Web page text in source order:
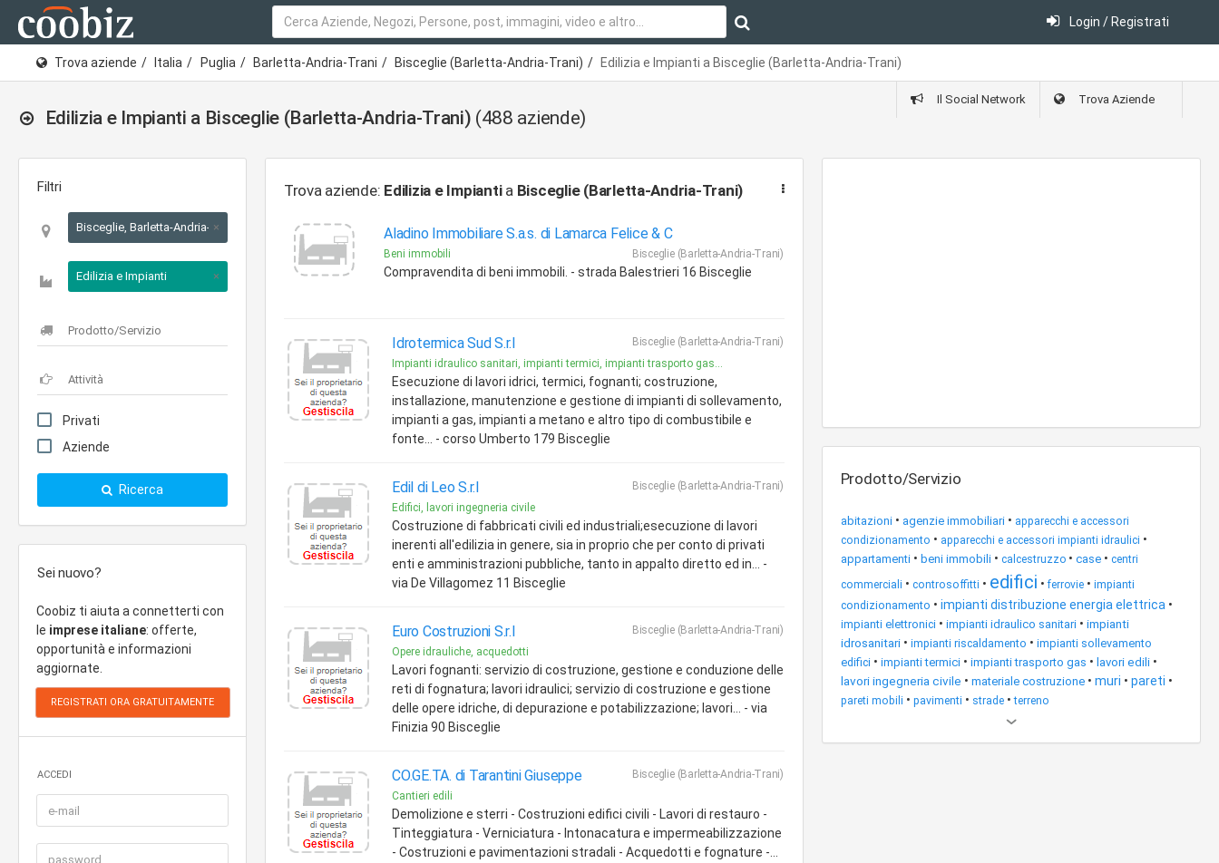
Login / Registrati
Trova aziende Italia Puglia Barletta-Andria-Trani Bisceglie (Barletta-Andria-Trani) Edilizia e Impianti a Bisceglie (Barletta-Andria-Trani)
Il Social Network Trova Aziende
Edilizia e Impianti a Bisceglie (Barletta-Andria-Trani) (488 aziende)
Filtri
Bisceglie, Barletta-Andria-Trani, Puglia
×
Edilizia e Impianti ×
Privati
Aziende
Ricerca
Sei nuovo?
Coobiz ti aiuta a connetterti con
le imprese italiane: offerte,
opportunità e informazioni
aggiornate.
ACCEDI
Trova aziende: Edilizia e Impiantia Bisceglie (Barletta-Andria-Trani)
Aladino Immobiliare S.a.s. di Lamarca Felice & C
Bisceglie (Barletta-Andria-Trani)
Beni immobili
Compravendita di beni immobili. - strada Balestrieri 16 Bisceglie
Idrotermica Sud S.r.l
Bisceglie (Barletta-Andria-Trani)
Impianti idraulico sanitari, impianti termici, impianti trasporto gas...
Esecuzione di lavori idrici, termici, fognanti; costruzione,
installazione, manutenzione e gestione di impianti di sollevamento,
impianti a gas, impianti a metano e altro tipo di combustibile e
fonte... - corso Umberto 179 Bisceglie
Edil di Leo S.r.l
Bisceglie (Barletta-Andria-Trani)
Edifici, lavori ingegneria civile
Costruzione di fabbricati civili ed industriali;esecuzione di lavori
inerenti all'edilizia in genere, sia in proprio che per conto di privati
enti e amministrazioni pubbliche, tanto in appalto diretto ed in... -
via De Villagomez 11 Bisceglie
Euro Costruzioni S.r.l
Bisceglie (Barletta-Andria-Trani)
Opere idrauliche, acquedotti
Lavori fognanti: servizio di costruzione, gestione e conduzione delle
reti di fognatura; lavori idraulici; servizio di costruzione e gestione
delle opere idriche, di depurazione e potabilizzazione; lavori... - via
Finizia 90 Bisceglie
CO.GE.TA. di Tarantini Giuseppe
Bisceglie (Barletta-Andria-Trani)
Cantieri edili
Demolizione e sterri - Costruzioni edifici civili - Lavori di restauro -
Tinteggiatura - Verniciatura - Intonacatura e impermeabilizzazione
- Costruzioni e pavimentazioni stradali - Acquedotti e fognature -...
Prodotto/Servizio
abitazioni • agenzie immobiliari • apparecchi e accessori
condizionamento • apparecchi e accessori impianti idraulici •
appartamenti • beni immobili • calcestruzzo • case • centri
commerciali • controsoffitti • edifici •ferrovie • impianti
condizionamento • impianti distribuzione energia elettrica •
impianti elettronici • impianti idraulico sanitari • impianti
idrosanitari • impianti riscaldamento • impianti sollevamento
edifici • impianti termici • impianti trasporto gas • lavori edili •
lavori ingegneria civile • materiale costruzione • muri • pareti •
pareti mobili • pavimenti • strade •terreno